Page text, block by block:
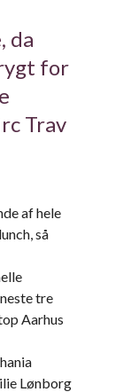
da
for
Trav
af hele
så
tre
Aarhus
Lønborg